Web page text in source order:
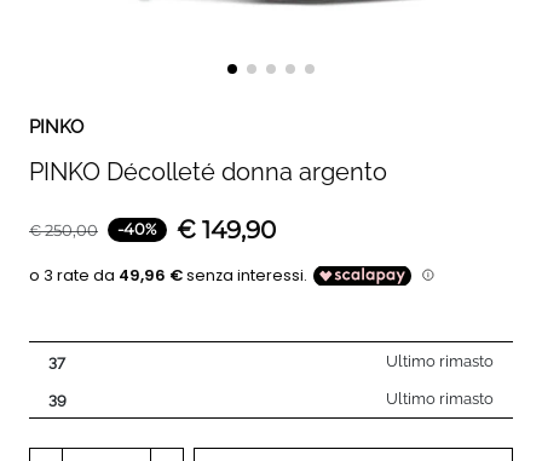
PINKO
PINKO Décolleté donna argento
€250,00 -40% € 149,90
37 Ultimo rimasto
39 Ultimo rimasto